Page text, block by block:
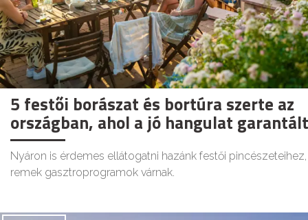
5 festői borászat és bortúra szerte az
országban, ahol a jó hangulat garantált
Nyáron is érdemes ellátogatni hazánk festői
remek gasztroprogramok várnak.